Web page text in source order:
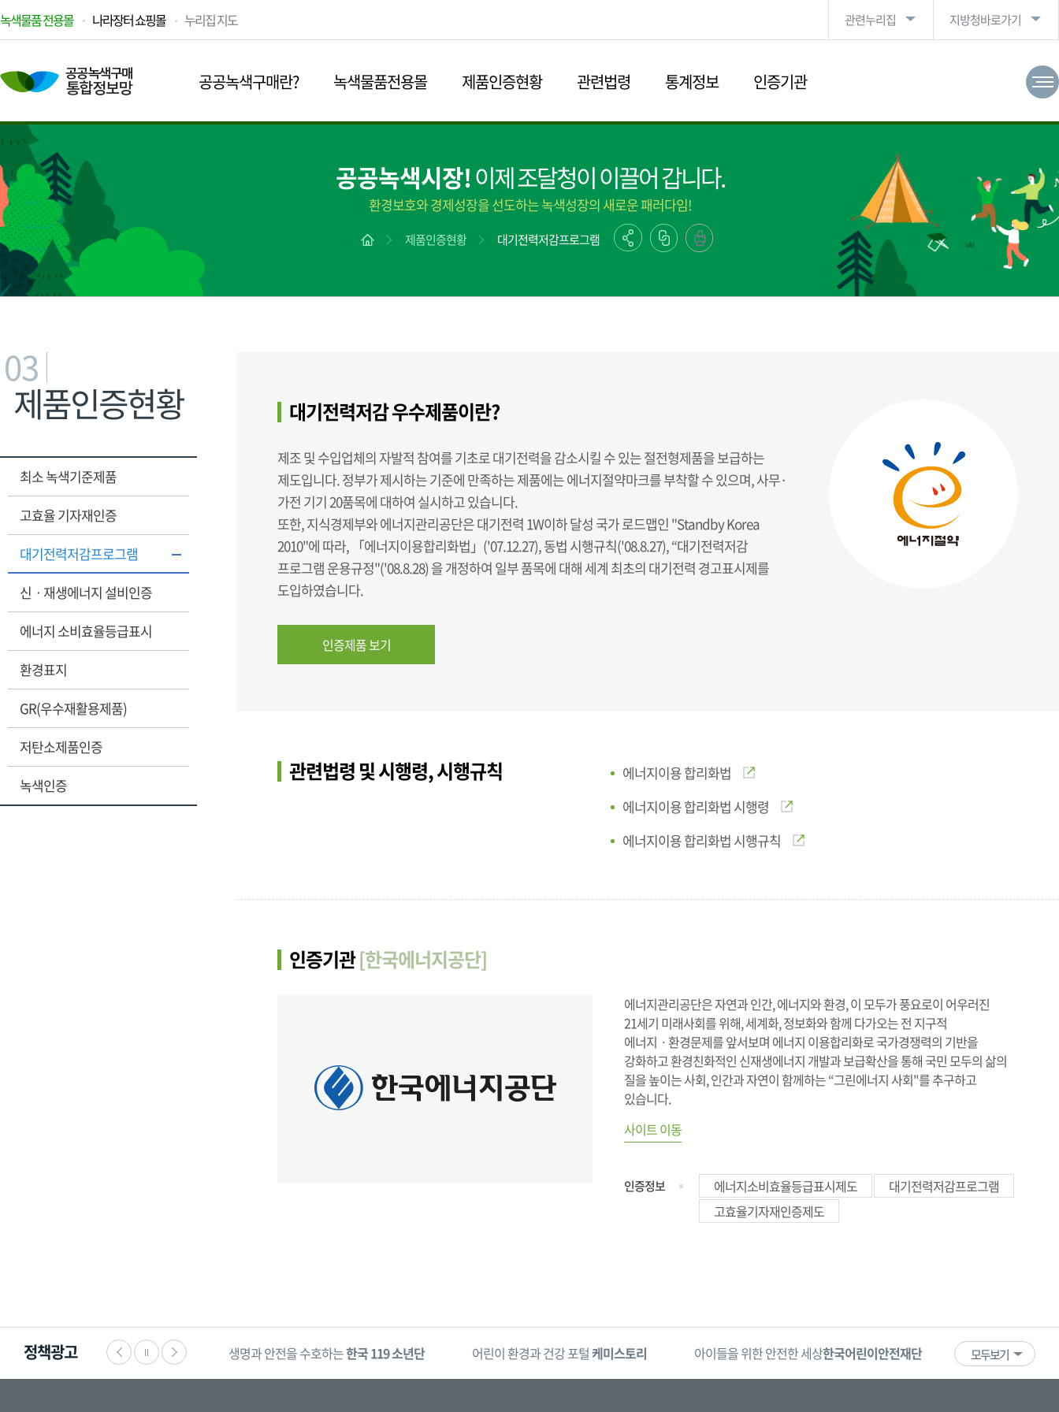
녹색물품 전용몰 나라장터 쇼핑몰 누리집 지도 관련누리집 지방청바로가기
공공녹색구매란? 녹색물품전용몰 제품인증현황 관련법령 통계정보 인증기관
공공녹색시장!이제 조달청이 이끌어 갑니다.
환경보호와 경제성장을 선도하는 녹색성장의 새로운 패러다임!
제품인증현황 대기전력저감프로그램
03
제품인증현황
최소 녹색기준제품
고효율 기자재인증
대기전력저감프로그램
신ㆍ재생에너지 설비인증
에너지 소비효율등급표시
환경표지
GR(우수재활용제품)
저탄소제품인증
녹색인증
대기전력저감 우수제품이란?
제조 및 수입업체의 자발적 참여를 기초로 대기전력을 감소시킬 수 있는 절전형제품을 보급하는
제도입니다. 정부가 제시하는 기준에 만족하는 제품에는 에너지절약마크를 부착할 수 있으며, 사무·
가전 기기 20품목에 대하여 실시하고 있습니다.
또한, 지식경제부와 에너지관리공단은 대기전력 1W이하 달성 국가 로드맵인 "Standby Korea
2010"에 따라, 「에너지이용합리화법」('07.12.27), 동법 시행규칙('08.8.27), “대기전력저감
프로그램 운용규정"('08.8.28) 을 개정하여 일부 품목에 대해 세계 최초의 대기전력 경고표시제를
도입하였습니다.
인증제품 보기
관련법령 및 시행령, 시행규칙
에너지이용 합리화법
에너지이용 합리화법 시행령
에너지이용 합리화법 시행규칙
인증기관[한국에너지공단]
에너지관리공단은 자연과 인간, 에너지와 환경, 이 모두가 풍요로이 어우러진
21세기 미래사회를 위해, 세계화, 정보화와 함께 다가오는 전 지구적
에너지ㆍ환경문제를 앞서보며 에너지 이용합리화로 국가경쟁력의 기반을
강화하고 환경친화적인 신재생에너지 개발과 보급확산을 통해 국민 모두의 삶의
질을 높이는 사회, 인간과 자연이 함께하는 “그린에너지 사회"를 추구하고
있습니다.
사이트 이동
인증정보 에너지소비효율등급표시제도
대기전력저감프로그램
고효율기자재인증제도
정책광고 생명과 안전을 수호하는한국 119 소년단 어린이 환경과 건강 포털케미스토리 아이들을 위한 안전한 세상한국어린이안전재단 어린이·청소년
모두보기